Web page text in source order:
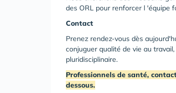
des ORL pour renforcer l 'équipe
Contact
Prenez rendez-vous dès
conjuguer qualité de vie au
pluridisciplinaire.
Professionnels de santé,
dessous.